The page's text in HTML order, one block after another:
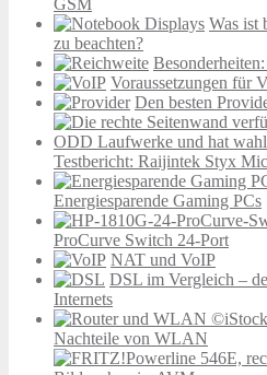
Was ist
zu beachten?
Voraussetzungen für
Den besten
Testbericht: Raijintek Styx
Energiesparende Gaming PCs
ProCurve Switch 24-Port
NAT und VoIP
DSL im Vergleich –
Internets
Nachteile von WLAN